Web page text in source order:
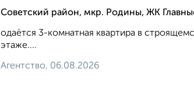
Советский район, мкр. Родины, ЖК
одаётся 3-комнатная квартира в
этаже....
Агентство, 06.08.2026